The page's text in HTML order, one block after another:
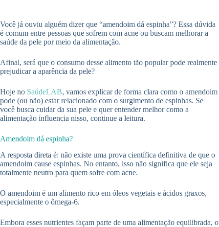
Você já ouviu alguém dizer que “amendoim dá espinha”? Essa dúvida
é comum entre pessoas que sofrem com acne ou buscam melhorar a
saúde da pele por meio da alimentação.
Afinal, será que o consumo desse alimento tão popular pode realmente
prejudicar a aparência da pele?
Hoje no SaúdeLAB, vamos explicar de forma clara como o amendoim
pode (ou não) estar relacionado com o surgimento de espinhas. Se
você busca cuidar da sua pele e quer entender melhor como a
alimentação influencia nisso, continue a leitura.
Amendoim dá espinha?
A resposta direta é: não existe uma prova científica definitiva de que o
amendoim cause espinhas. No entanto, isso não significa que ele seja
totalmente neutro para quem sofre com acne.
O amendoim é um alimento rico em óleos vegetais e ácidos graxos,
especialmente o ômega-6.
Embora esses nutrientes façam parte de uma alimentação equilibrada, o